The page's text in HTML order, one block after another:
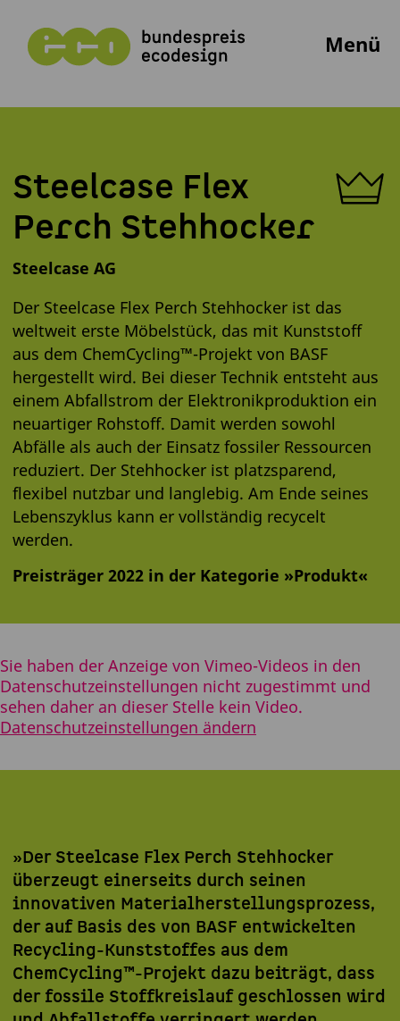
Menü
Steelcase Flex
Perch Stehhocker
Steelcase AG
Der Steelcase Flex Perch Stehhocker ist das
weltweit erste Möbelstück, das mit Kunststoff
aus dem ChemCycling™-Projekt von BASF
hergestellt wird. Bei dieser Technik entsteht aus
einem Abfallstrom der Elektronikproduktion ein
neuartiger Rohstoff. Damit werden sowohl
Abfälle als auch der Einsatz fossiler Ressourcen
reduziert. Der Stehhocker ist platzsparend,
flexibel nutzbar und langlebig. Am Ende seines
Lebenszyklus kann er vollständig recycelt
werden.
Preisträger 2022 in der Kategorie »Produkt«
Sie haben der Anzeige von Vimeo-Videos in den
Datenschutzeinstellungen nicht zugestimmt und
sehen daher an dieser Stelle kein Video.
Datenschutzeinstellungen ändern
»Der Steelcase Flex Perch Stehhocker
überzeugt einerseits durch seinen
innovativen Materialherstellungsprozess,
der auf Basis des von BASF entwickelten
Recycling-Kunststoffes aus dem
ChemCycling™-Projekt dazu beiträgt, dass
der fossile Stoffkreislauf geschlossen wird